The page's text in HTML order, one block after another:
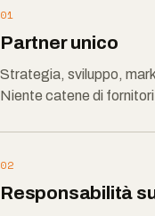
01
Partner unico
Strategia, sviluppo,
Niente catene di
02
Responsabilità